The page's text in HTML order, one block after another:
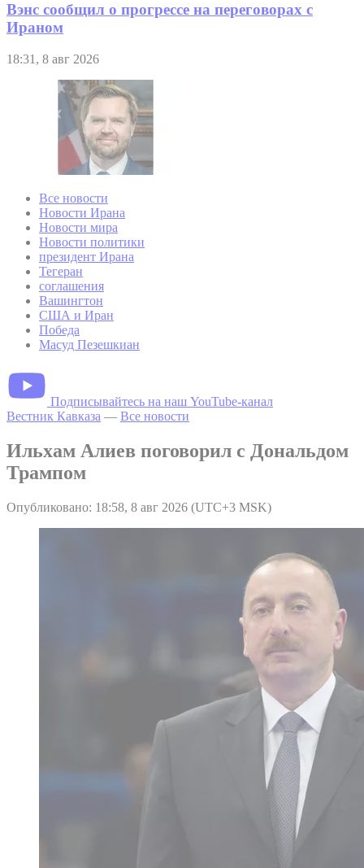
Вэнс сообщил о прогрессе на переговорах с
Ираном
18:31, 8 авг 2026
Все новости
Новости Ирана
Новости мира
Новости политики
президент Ирана
Тегеран
соглашения
Вашингтон
США и Иран
Победа
Масуд Пезешкиан
Подписывайтесь на наш YouTube-канал
Вестник Кавказа — Все новости
Ильхам Алиев поговорил с Дональдом
Трампом
Опубликовано: 18:58, 8 авг 2026 (UTC+3 MSK)